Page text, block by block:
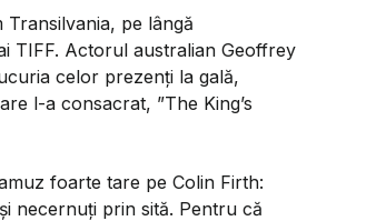
Transilvania, pe lângă
TIFF. Actorul australian Geoffrey
celor prezenți la gală,
l-a consacrat, ”The King’s
foarte tare pe Colin Firth:
necernuți prin sită. Pentru că